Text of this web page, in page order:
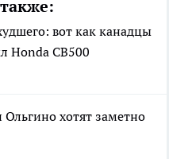
вот как канадцы
Honda CB500
хотят заметно